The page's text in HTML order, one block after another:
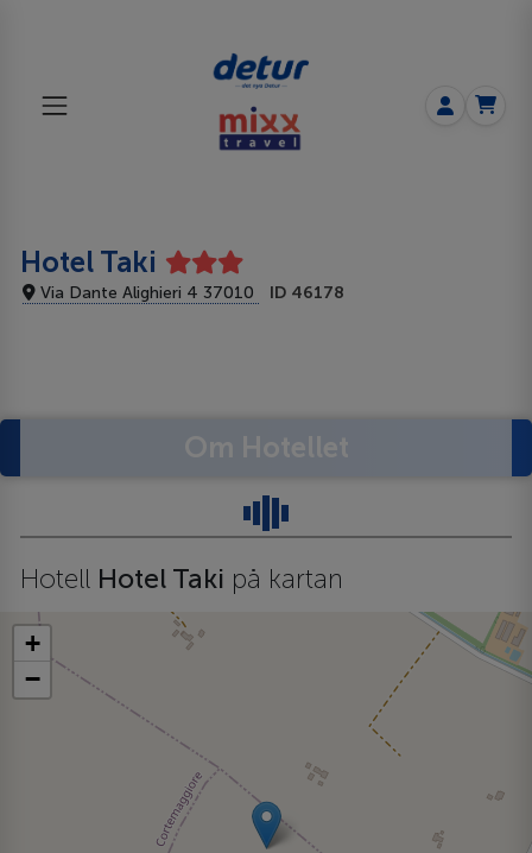
Hotel Taki
Via Dante Alighieri 4 37010 ID 46178
Hotell Hotel Taki på kartan
+
−